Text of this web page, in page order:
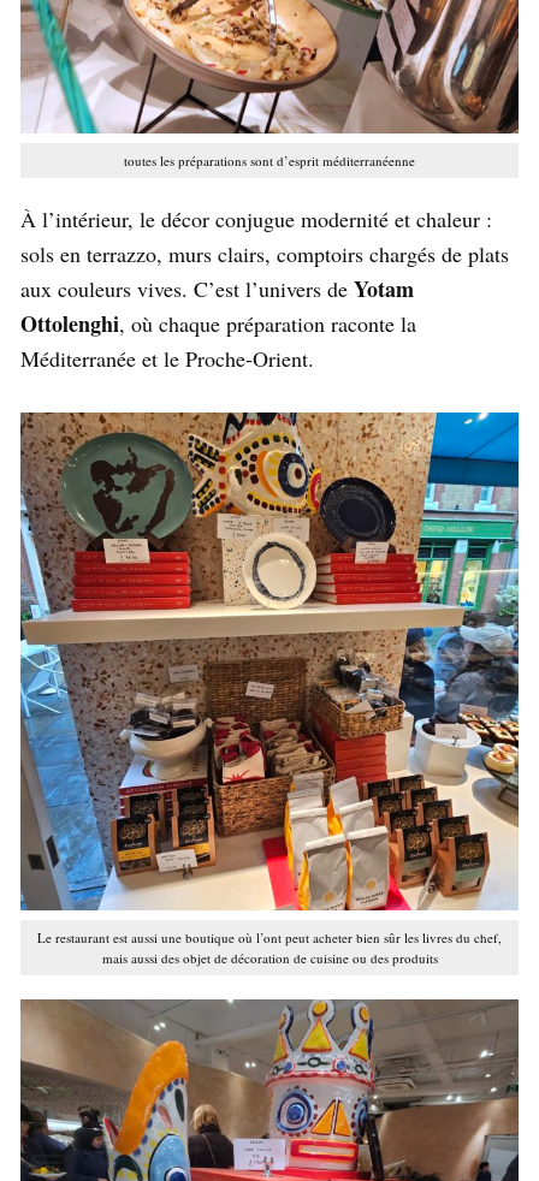
toutes les préparations sont d’esprit méditerranéenne
À l’intérieur, le décor conjugue modernité et chaleur :
sols en terrazzo, murs clairs, comptoirs chargés de plats
aux couleurs vives. C’est l’univers de Yotam
Ottolenghi, où chaque préparation raconte la
Méditerranée et le Proche-Orient.
Le restaurant est aussi une boutique où l’ont peut acheter bien sûr les livres du chef,
mais aussi des objet de décoration de cuisine ou des produits